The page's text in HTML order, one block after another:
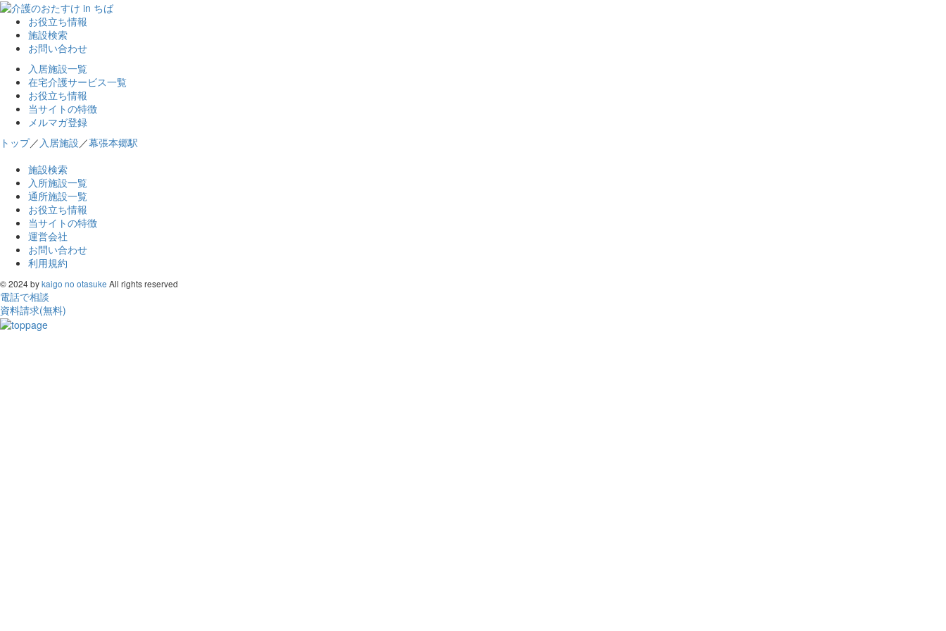
お役立ち情報
施設検索
お問い合わせ
入居施設一覧
在宅介護サービス一覧
お役立ち情報
当サイトの特徴
メルマガ登録
トップ／ 入居施設 ／幕張本郷駅
施設検索
入所施設一覧
通所施設一覧
お役立ち情報
当サイトの特徴
運営会社
お問い合わせ
利用規約
© 2024 bykaigo no otasuke All rights reserved
電話で相談
資料請求(無料)